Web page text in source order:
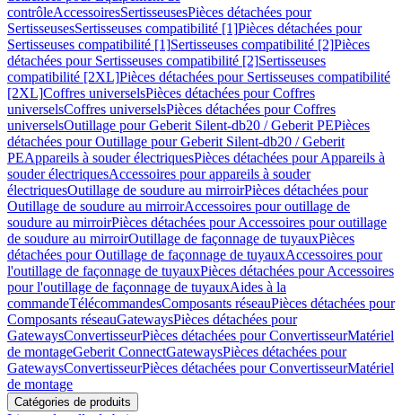
contrôleAccessoiresSertisseusesPièces détachées pour
SertisseusesSertisseuses compatibilité [1]Pièces détachées pour
Sertisseuses compatibilité [1]Sertisseuses compatibilité [2]Pièces
détachées pour Sertisseuses compatibilité [2]Sertisseuses
compatibilité [2XL]Pièces détachées pour Sertisseuses compatibilité
[2XL]Coffres universelsPièces détachées pour Coffres
universelsCoffres universelsPièces détachées pour Coffres
universelsOutillage pour Geberit Silent-db20 / Geberit PEPièces
détachées pour Outillage pour Geberit Silent-db20 / Geberit
PEAppareils à souder électriquesPièces détachées pour Appareils à
souder électriquesAccessoires pour appareils à souder
électriquesOutillage de soudure au mirroirPièces détachées pour
Outillage de soudure au mirroirAccessoires pour outillage de
soudure au mirroirPièces détachées pour Accessoires pour outillage
de soudure au mirroirOutillage de façonnage de tuyauxPièces
détachées pour Outillage de façonnage de tuyauxAccessoires pour
l'outillage de façonnage de tuyauxPièces détachées pour Accessoires
pour l'outillage de façonnage de tuyauxAides à la
commandeTélécommandesComposants réseauPièces détachées pour
Composants réseauGatewaysPièces détachées pour
GatewaysConvertisseurPièces détachées pour ConvertisseurMatériel
de montageGeberit ConnectGatewaysPièces détachées pour
GatewaysConvertisseurPièces détachées pour ConvertisseurMatériel
de montage
Catégories de produits